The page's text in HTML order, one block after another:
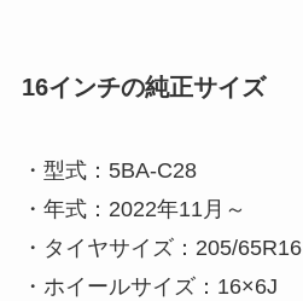
16インチの純正サイズ
・型式：5BA-C28
・年式：2022年11月～
・タイヤサイズ：205/65R16
・ホイールサイズ：16×6J